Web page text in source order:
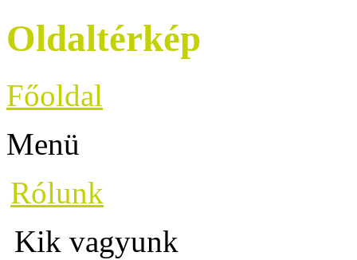
Oldaltérkép
Főoldal
Menü
Rólunk
Kik vagyunk